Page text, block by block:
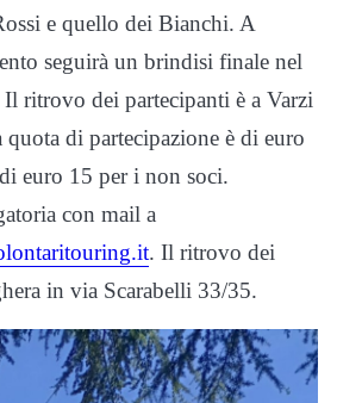
e quello dei Bianchi. A
seguirà un brindisi finale nel
ritrovo dei partecipanti è a Varzi
di partecipazione è di euro
euro 15 per i non soci.
con mail a
. Il ritrovo dei
in via Scarabelli 33/35.